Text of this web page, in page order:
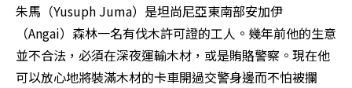
朱馬（Yusuph Juma）是坦尚尼亞東南部安加伊
（Angai）森林一名有伐木許可證的工人。幾年前他的生意
並不合法，必須在深夜運輸木材，或是賄賂警察。現在他
可以放心地將裝滿木材的卡車開過交警身邊而不怕被攔